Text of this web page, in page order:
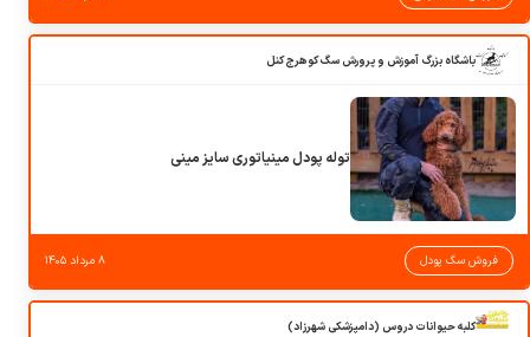
باشگاه بزرگ آموزش و پرورش سگ کوهرج کنل
توله پودل مینیاتوری سایز مینی
فروش سگ پودل ۸ مرداد ۱۴۰۵
کلبه حیوانات دروس (دامپزشکی شهرزاد)